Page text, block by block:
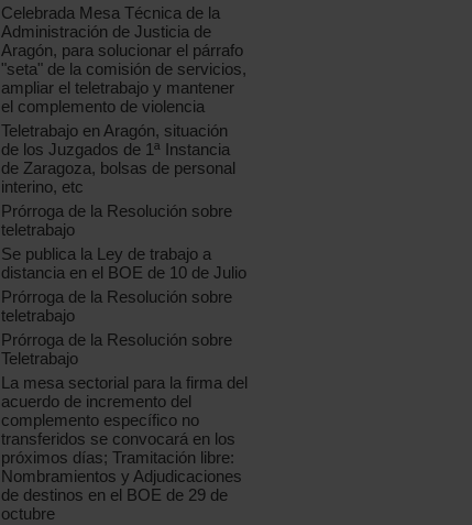
Celebrada Mesa Técnica de la
Administración de Justicia de
Aragón, para solucionar el párrafo
"seta" de la comisión de servicios,
ampliar el teletrabajo y mantener
el complemento de violencia
Teletrabajo en Aragón, situación
de los Juzgados de 1ª Instancia
de Zaragoza, bolsas de personal
interino, etc
Prórroga de la Resolución sobre
teletrabajo
Se publica la Ley de trabajo a
distancia en el BOE de 10 de Julio
Prórroga de la Resolución sobre
teletrabajo
Prórroga de la Resolución sobre
Teletrabajo
La mesa sectorial para la firma del
acuerdo de incremento del
complemento específico no
transferidos se convocará en los
próximos días; Tramitación libre:
Nombramientos y Adjudicaciones
de destinos en el BOE de 29 de
octubre